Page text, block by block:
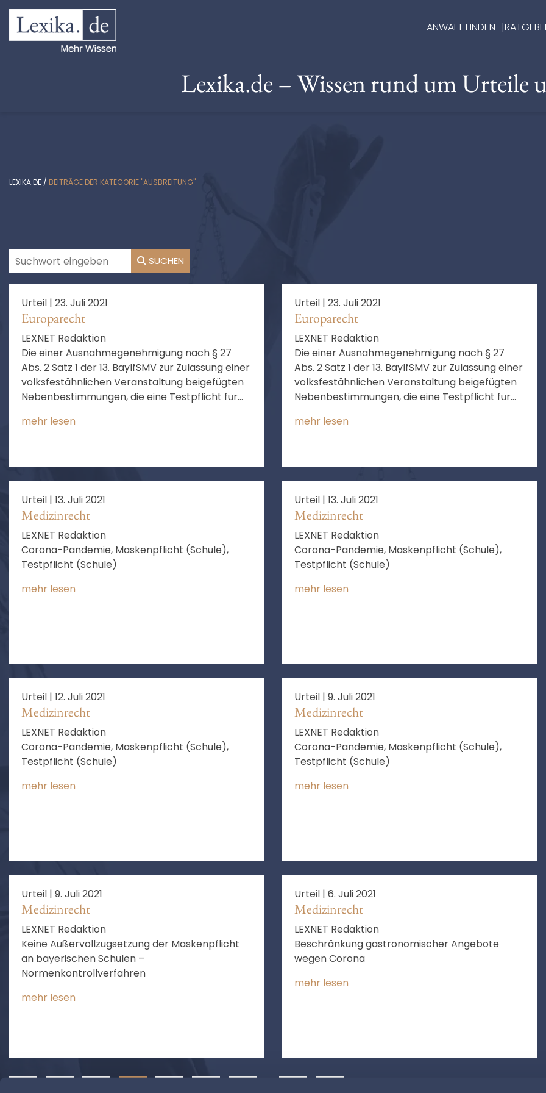
ANWALT FINDEN
Lexika.de – Wissen rund um Urteile
LEXIKA.DE / BEITRÄGE DER KATEGORIE "AUSBREITUNG"
SUCHEN
Urteil | 23. Juli 2021
Europarecht
LEXNET Redaktion
Die einer Ausnahmegenehmigung nach § 27
Abs. 2 Satz 1 der 13. BayIfSMV zur Zulassung einer
volksfestähnlichen Veranstaltung beigefügten
Nebenbestimmungen, die eine Testpflicht für
eine Regelung enthalten, wonach die
Tagen den Wert 10 überschreitet, ist nach
summarischer Prüfung nicht zu beanstanden.
mehr lesen
Urteil | 23. Juli 2021
Europarecht
LEXNET Redaktion
Die einer Ausnahmegenehmigung nach § 27
Abs. 2 Satz 1 der 13. BayIfSMV zur Zulassung einer
volksfestähnlichen Veranstaltung beigefügten
Nebenbestimmungen, die eine Testpflicht für
eine Regelung enthalten, wonach die
Tagen den Wert 10 überschreitet, ist nach
summarischer Prüfung nicht zu beanstanden.
mehr lesen
Urteil | 13. Juli 2021
Medizinrecht
LEXNET Redaktion
Corona-Pandemie, Maskenpflicht (Schule),
Testpflicht (Schule)
mehr lesen
Urteil | 13. Juli 2021
Medizinrecht
LEXNET Redaktion
Corona-Pandemie, Maskenpflicht (Schule),
Testpflicht (Schule)
mehr lesen
Urteil | 12. Juli 2021
Medizinrecht
LEXNET Redaktion
Corona-Pandemie, Maskenpflicht (Schule),
Testpflicht (Schule)
mehr lesen
Urteil | 9. Juli 2021
Medizinrecht
LEXNET Redaktion
Corona-Pandemie, Maskenpflicht (Schule),
Testpflicht (Schule)
mehr lesen
Urteil | 9. Juli 2021
Medizinrecht
LEXNET Redaktion
Keine Außervollzugsetzung der Maskenpflicht
an bayerischen Schulen –
Normenkontrollverfahren
mehr lesen
Urteil | 6. Juli 2021
Medizinrecht
LEXNET Redaktion
Beschränkung gastronomischer Angebote
wegen Corona
mehr lesen